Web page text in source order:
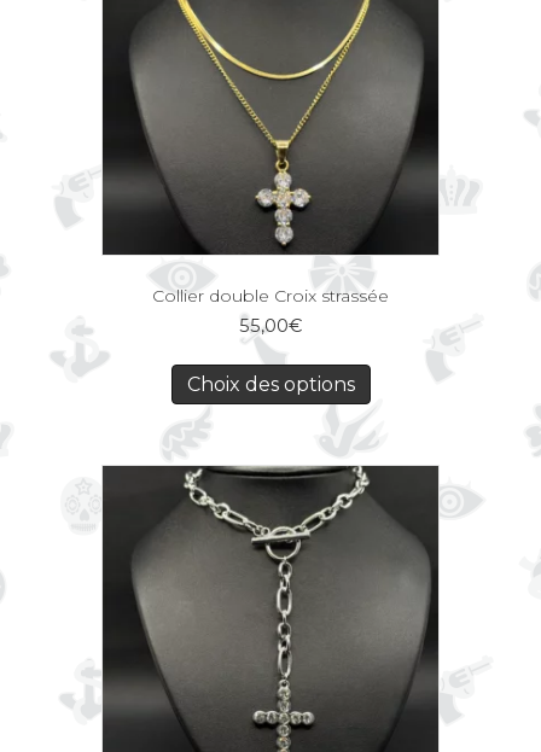
Collier double Croix strassée
55,00€
Choix des options